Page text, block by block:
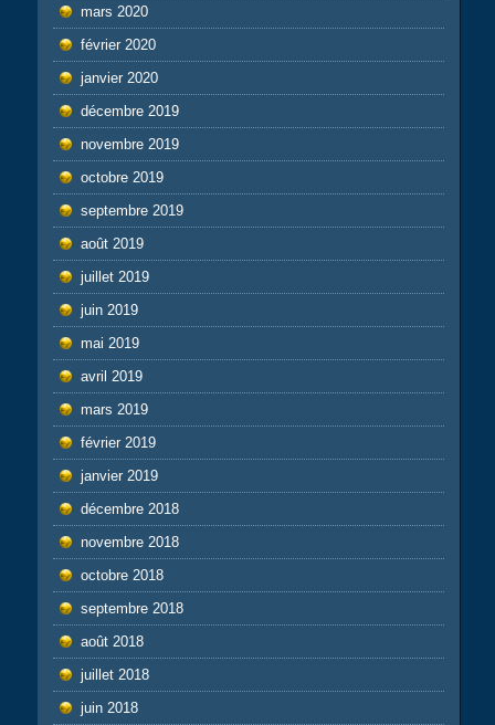
mars 2020
février 2020
janvier 2020
décembre 2019
novembre 2019
octobre 2019
septembre 2019
août 2019
juillet 2019
juin 2019
mai 2019
avril 2019
mars 2019
février 2019
janvier 2019
décembre 2018
novembre 2018
octobre 2018
septembre 2018
août 2018
juillet 2018
juin 2018